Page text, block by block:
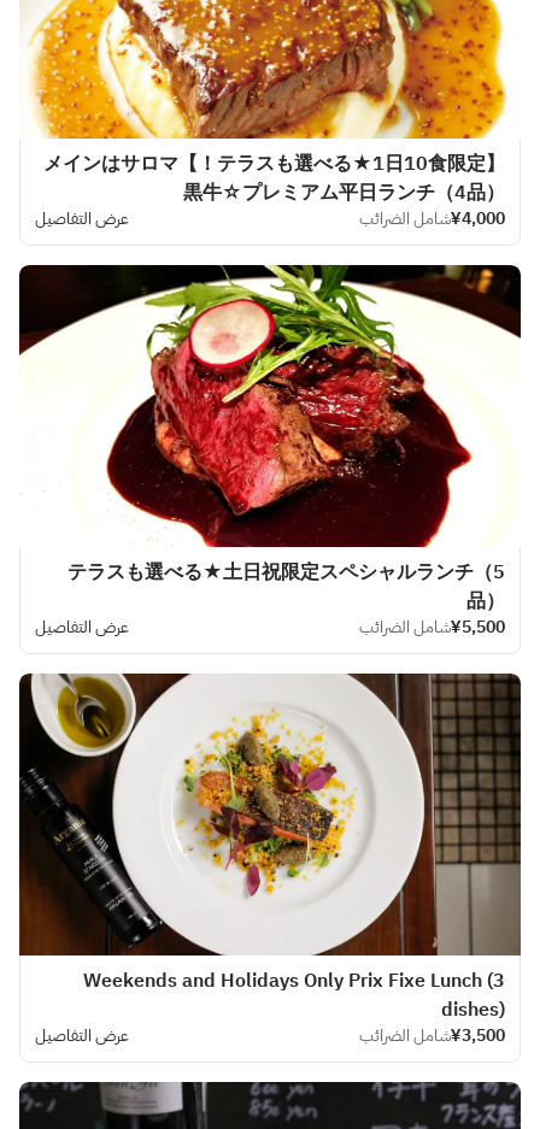
【テラスも選べる★1日10食限定！】メインはサロマ
黒牛☆プレミアム平日ランチ（4品）
¥4,000شامل الضرائب عرض التفاصيل
テラスも選べる★土日祝限定スペシャルランチ（5
品）
¥5,500شامل الضرائب عرض التفاصيل
Weekends and Holidays Only Prix Fixe Lunch (3
dishes)
¥3,500شامل الضرائب عرض التفاصيل